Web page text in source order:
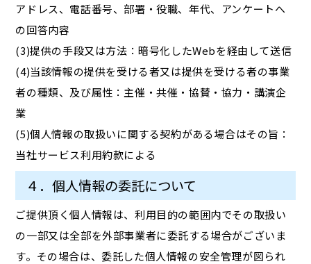
アドレス、電話番号、部署・役職、年代、アンケートへ
の回答内容
(3)提供の手段又は方法：暗号化したWebを経由して送信
(4)当該情報の提供を受ける者又は提供を受ける者の事業
者の種類、及び属性：主催・共催・協賛・協力・講演企
業
(5)個人情報の取扱いに関する契約がある場合はその旨：
当社サービス利用約款による
４．個人情報の委託について
ご提供頂く個人情報は、利用目的の範囲内でその取扱い
の一部又は全部を外部事業者に委託する場合がございま
す。その場合は、委託した個人情報の安全管理が図られ